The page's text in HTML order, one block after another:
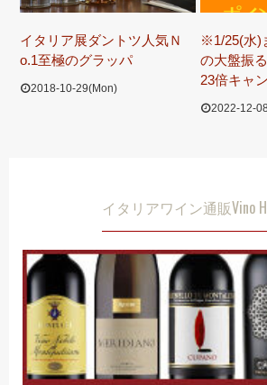
イタリア展ダントツ人気Ｎ
o.1至極のグラッパ
2018-10-29(Mon)
※1/25(水)
の大盤振
23倍キャ
2022-12-
イタリアワイン通販Vino